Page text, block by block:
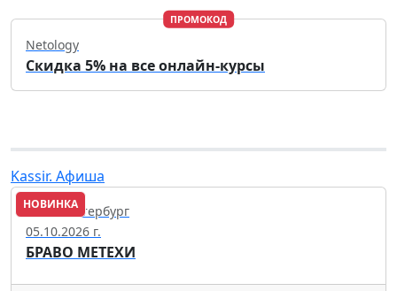
ПРОМОКОД
Netology
Скидка 5% на все онлайн-курсы
Kassir. Афиша
НОВИНКА
Санкт-Петербург
05.10.2026 г.
БРАВО МЕТЕХИ